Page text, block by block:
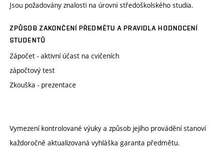
Jsou požadovány znalosti na úrovni středoškolského studia.
ZPŮSOB ZAKONČENÍ PŘEDMĚTU A PRAVIDLA HODNOCENÍ
STUDENTŮ
Zápočet - aktivní účast na cvičeních
zápočtový test
Zkouška - prezentace
Vymezení kontrolované výuky a způsob jejího provádění stanoví
každoročně aktualizovaná vyhláška garanta předmětu.